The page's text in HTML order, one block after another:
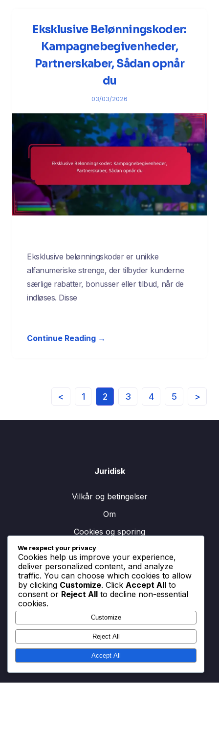
Eksklusive Belønningskoder:
Kampagnebegivenheder,
Partnerskaber, Sådan opnår
du
03/03/2026
Eksklusive belønningskoder er unikke
alfanumeriske strenge, der tilbyder kunderne
særlige rabatter, bonusser eller tilbud, når de
indløses. Disse
Continue Reading →
< 1 2 3 4 5 >
Juridisk
Vilkår og betingelser
Om
Cookies og sporing
Kom i kontakt
Fortrolighedspolitik
Search
We respect your privacy
Cookies help us improve your experience,
deliver personalized content, and analyze
traffic. You can choose which cookies to allow
by clicking Customize. Click Accept All to
consent or Reject All to decline non-essential
cookies.
Customize
Reject All
Accept All